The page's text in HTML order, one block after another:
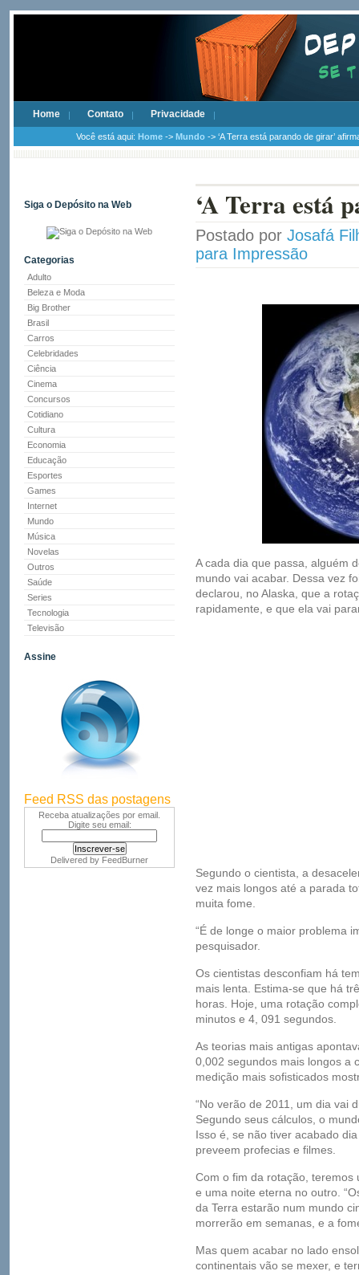
Home Contato Privacidade
Você está aqui: Home -> Mundo -> ‘A Terra está parando de girar’
Siga o Depósito na Web
Categorias
Adulto
Beleza e Moda
Big Brother
Brasil
Carros
Celebridades
Ciência
Cinema
Concursos
Cotidiano
Cultura
Economia
Educação
Esportes
Games
Internet
Mundo
Música
Novelas
Outros
Saúde
Series
Tecnologia
Televisão
Assine
Feed RSS das postagens
Receba atualizações por email.
Digite seu email:
Delivered by FeedBurner
‘A Terra está
Postado por Josafá
para Impressão
A cada dia que passa, alguém
mundo vai acabar. Dessa vez
declarou, no Alaska, que a
rapidamente, e que ela vai
Segundo o cientista, a
vez mais longos até a parada
muita fome.
“É de longe o maior problema
pesquisador.
Os cientistas desconfiam há
mais lenta. Estima-se que há
horas. Hoje, uma rotação
minutos e 4, 091 segundos.
As teorias mais antigas
0,002 segundos mais longos a
medição mais sofisticados
“No verão de 2011, um dia vai
Segundo seus cálculos, o
Isso é, se não tiver acabado
preveem profecias e filmes.
Com o fim da rotação,
e uma noite eterna no outro.
da Terra estarão num mundo
morrerão em semanas, e a
Mas quem acabar no lado
continentais vão se mexer, e